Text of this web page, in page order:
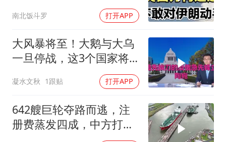
武契奇会见泽连斯基有何意图
构建更高水平的全民健身公共服务体系
南北饭斗罗 打开APP
大风暴将至！大鹅与大乌
一旦停战，这3个国家将
凝水文秋 1跟贴 打开APP
642艘巨轮夺路而逃，注
册费蒸发四成，中方打到